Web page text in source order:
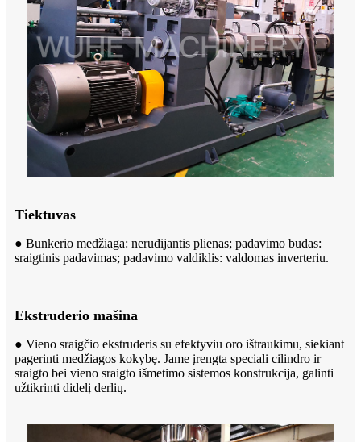
Tiektuvas
● Bunkerio medžiaga: nerūdijantis plienas; padavimo būdas:
sraigtinis padavimas; padavimo valdiklis: valdomas inverteriu.
Ekstruderio mašina
● Vieno sraigčio ekstruderis su efektyviu oro ištraukimu, siekiant
pagerinti medžiagos kokybę. Jame įrengta speciali cilindro ir
sraigto bei vieno sraigto išmetimo sistemos konstrukcija, galinti
užtikrinti didelį derlių.